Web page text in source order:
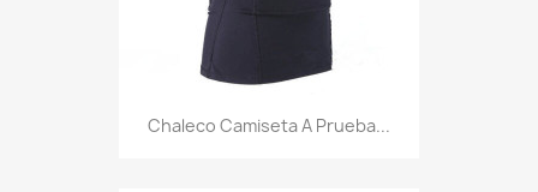
Chaleco Camiseta A Prueba...